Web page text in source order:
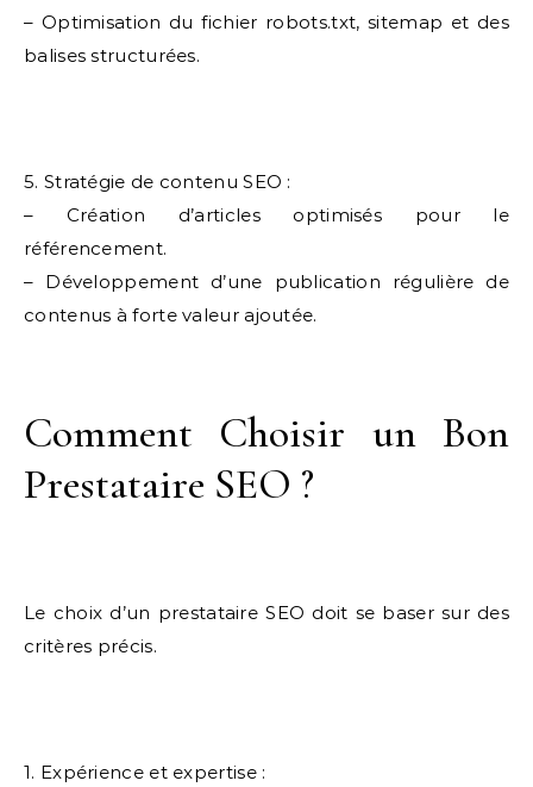
– Optimisation du fichier robots.txt, sitemap et des
balises structurées.
5. Stratégie de contenu SEO :
– Création d’articles optimisés pour le
référencement.
– Développement d’une publication régulière de
contenus à forte valeur ajoutée.
Comment Choisir un Bon
Prestataire SEO ?
Le choix d’un prestataire SEO doit se baser sur des
critères précis.
1. Expérience et expertise :